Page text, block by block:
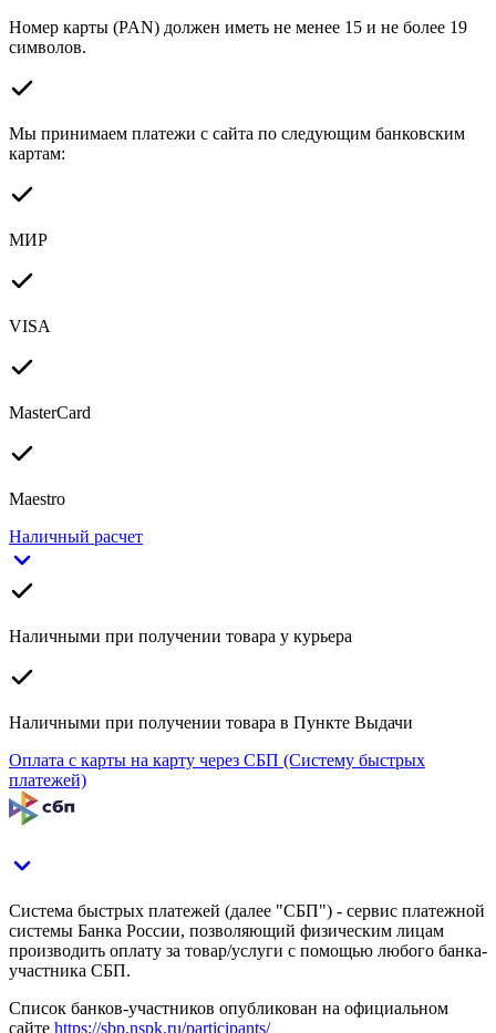
Номер карты (PAN) должен иметь не менее 15 и не более 19
символов.
Мы принимаем платежи с сайта по следующим банковским
картам:
МИР
VISA
MasterCard
Maestro
Наличный расчет
Наличными при получении товара у курьера
Наличными при получении товара в Пункте Выдачи
Оплата с карты на карту через СБП (Систему быстрых
платежей)
Система быстрых платежей (далее "СБП") - сервис платежной
системы Банка России, позволяющий физическим лицам
производить оплату за товар/услуги с помощью любого банка-
участника СБП.
Список банков-участников опубликован на официальном
сайте https://sbp.nspk.ru/participants/